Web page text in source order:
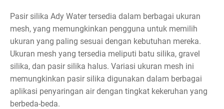
Pasir silika Ady Water tersedia dalam berbagai ukuran
mesh, yang memungkinkan pengguna untuk memilih
ukuran yang paling sesuai dengan kebutuhan mereka.
Ukuran mesh yang tersedia meliputi batu silika, gravel
silika, dan pasir silika halus. Variasi ukuran mesh ini
memungkinkan pasir silika digunakan dalam berbagai
aplikasi penyaringan air dengan tingkat kekeruhan yang
berbeda-beda.